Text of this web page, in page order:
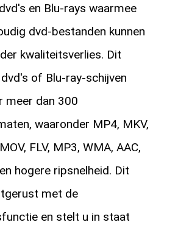
en Blu-rays waarmee
dvd-bestanden kunnen
kwaliteitsverlies. Dit
of Blu-ray-schijven
meer dan 300
waaronder MP4, MKV,
FLV, MP3, WMA, AAC,
hogere ripsnelheid. Dit
met de
en stelt u in staat